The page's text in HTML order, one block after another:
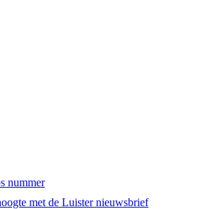
nummer
met de Luister nieuwsbrief